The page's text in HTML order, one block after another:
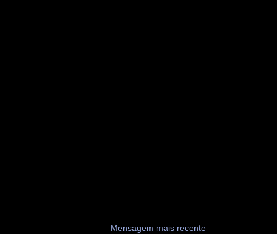
Mensagem mais recente